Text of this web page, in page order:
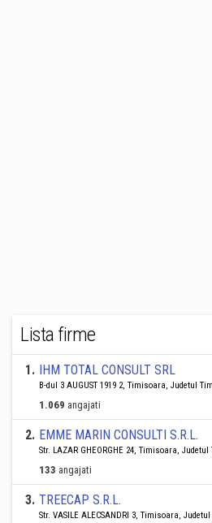
Lista firme
1. IHM TOTAL CONSULT SRL
B-dul 3 AUGUST 1919 2, Timisoara, Judetul
1.069 angajati
2. EMME MARIN CONSULTI S.R.L.
Str. LAZAR GHEORGHE 24, Timisoara, Judetul
133 angajati
3. TREECAP S.R.L.
Str. VASILE ALECSANDRI 3, Timisoara,